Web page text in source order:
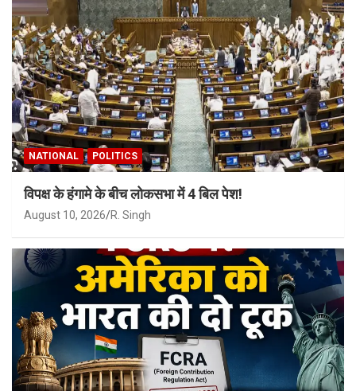
NATIONAL POLITICS
विपक्ष के हंगामे के बीच लोकसभा में 4 बिल पेश!
August 10, 2026 R. Singh